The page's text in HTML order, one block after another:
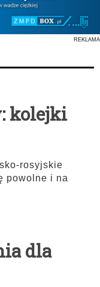
REKLAMA
kolejki
rosyjskie
powolne i na
dla